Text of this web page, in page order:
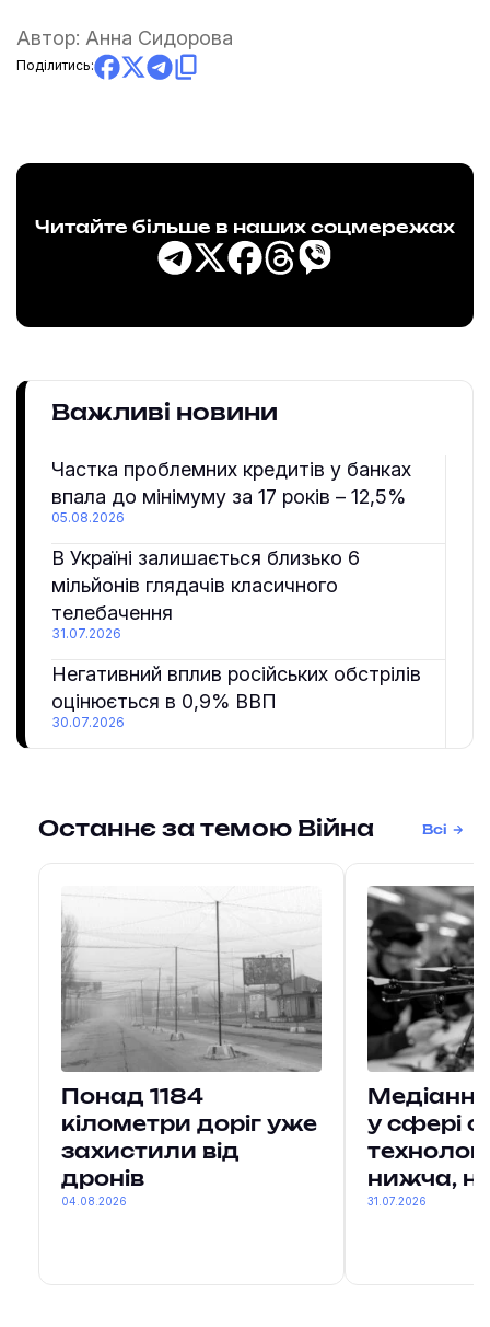
Автор: Анна Сидорова
Поділитись:
Читайте більше в наших соцмережах
Важливі новини
Частка проблемних кредитів у банках
впала до мінімуму за 17 років – 12,5%
05.08.2026
В Україні залишається близько 6
мільйонів глядачів класичного
телебачення
31.07.2026
Негативний вплив російських обстрілів
оцінюється в 0,9% ВВП
30.07.2026
Останнє за темою Війна Всі
Понад 1184
кілометри доріг уже
захистили від
дронів
04.08.2026
у сфері
нижча,
31.07.2026